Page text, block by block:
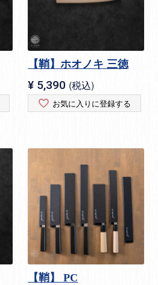
【鞘】ホオノキ 三徳
¥ 5,390 税込
お気に入りに登録する
【鞘】 PC